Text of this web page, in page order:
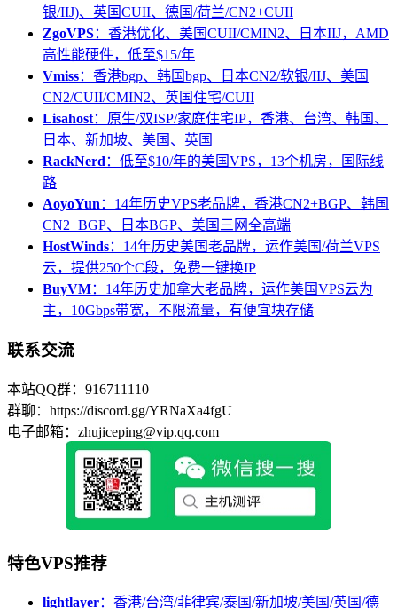
银/IIJ)、英国CUII、德国/荷兰/CN2+CUII
ZgoVPS：香港优化、美国CUII/CMIN2、日本IIJ，AMD
高性能硬件，低至$15/年
Vmiss：香港bgp、韩国bgp、日本CN2/软银/IIJ、美国
CN2/CUII/CMIN2、英国住宅/CUII
Lisahost：原生/双ISP/家庭住宅IP，香港、台湾、韩国、
日本、新加坡、美国、英国
RackNerd ：低至$10/年的美国VPS，13个机房，国际线
路
AoyoYun ：14年历史VPS老品牌，香港CN2+BGP、韩国
CN2+BGP、日本BGP、美国三网全高端
HostWinds：14年历史美国老品牌，运作美国/荷兰VPS
云，提供250个C段，免费一键换IP
BuyVM：14年历史加拿大老品牌，运作美国VPS云为
主，10Gbps带宽，不限流量，有便宜块存储
联系交流
本站QQ群：916711110
群聊：https://discord.gg/YRNaXa4fgU
电子邮箱：zhujiceping@vip.qq.com
特色VPS推荐
lightlayer：香港/台湾/菲律宾/泰国/新加坡/美国/英国/德